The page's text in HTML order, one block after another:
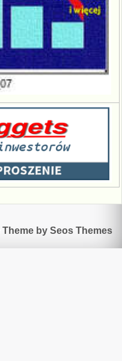
Theme by Seos Themes